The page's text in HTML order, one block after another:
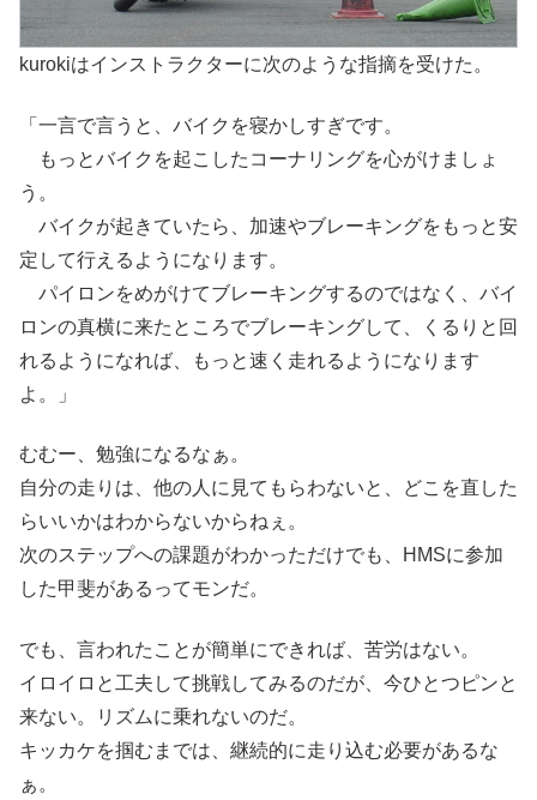
kurokiはインストラクターに次のような指摘を受けた。
「一言で言うと、バイクを寝かしすぎです。
もっとバイクを起こしたコーナリングを心がけましょ
う。
バイクが起きていたら、加速やブレーキングをもっと安
定して行えるようになります。
パイロンをめがけてブレーキングするのではなく、バイ
ロンの真横に来たところでブレーキングして、くるりと回
れるようになれば、もっと速く走れるようになります
よ。」
むむー、勉強になるなぁ。
自分の走りは、他の人に見てもらわないと、どこを直した
らいいかはわからないからねぇ。
次のステップへの課題がわかっただけでも、HMSに参加
した甲斐があるってモンだ。
でも、言われたことが簡単にできれば、苦労はない。
イロイロと工夫して挑戦してみるのだが、今ひとつピンと
来ない。リズムに乗れないのだ。
キッカケを掴むまでは、継続的に走り込む必要があるな
ぁ。